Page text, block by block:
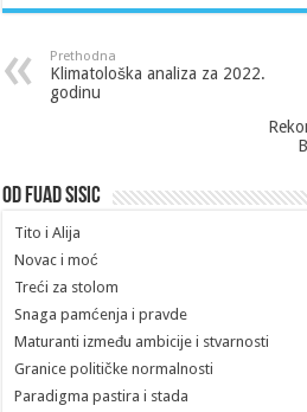
Prethodna
Klimatološka analiza za 2022.
godinu
Od Fuad Sisic
Tito i Alija
Novac i moć
Treći za stolom
Snaga pamćenja i pravde
Maturanti između ambicije i stvarnosti
Granice političke normalnosti
Paradigma pastira i stada